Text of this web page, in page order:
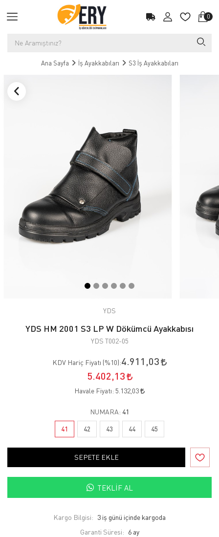
0
Ana Sayfa İş Ayakkabıları S3 İş Ayakkabıları
YDS
YDS HM 2001 S3 LP W Dökümcü Ayakkabısı
YDS T002-05
KDV Hariç Fiyatı (%10):4.911,03
5.402,13
Havale Fiyatı: 5.132,03
NUMARA: 41
41 42 43 44 45
SEPETE EKLE
TEKLIF AL
Kargo Bilgisi: 3 iş günü içinde kargoda
Garanti Süresi: 6 ay